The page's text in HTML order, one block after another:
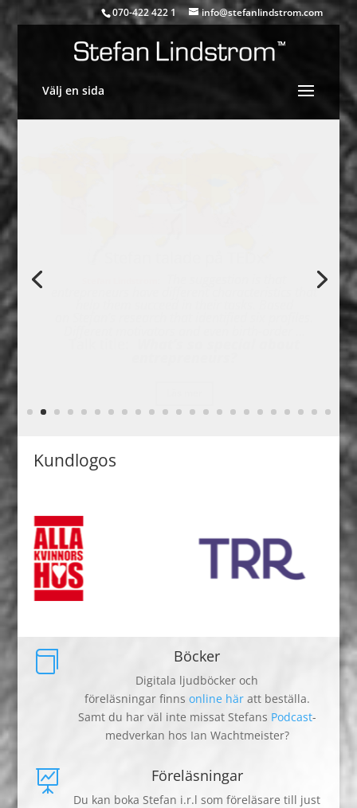
070-422 422 1 info@stefanlindstrom.com
Välj en sida
med de internationella etiska regler som fastställts av FEACO
(Fédération Européenne des Associations de Conseils en
Organisation) och ICMCI (International Council of Management
Consulting Institutes).
Kundlogos
 Böcker
Digitala ljudböcker och
föreläsningar finns online häratt beställa.
Samt du har väl inte missat Stefans Podcast-
medverkan hos Ian Wachtmeister?
 Föreläsningar
Du kan boka Stefan i.r.l som föreläsare till just